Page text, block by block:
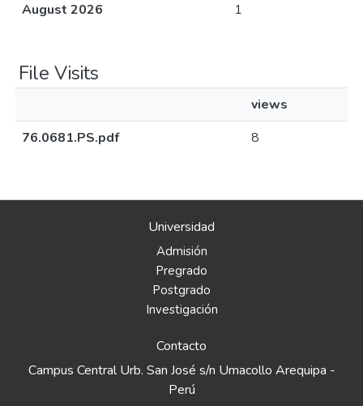
August 2026
1
File Visits
views
76.0681.PS.pdf
8
Universidad
Admisión
Pregrado
Postgrado
Investigación
Contacto
Campus Central Urb. San José s/n Umacollo Arequipa -
Perú